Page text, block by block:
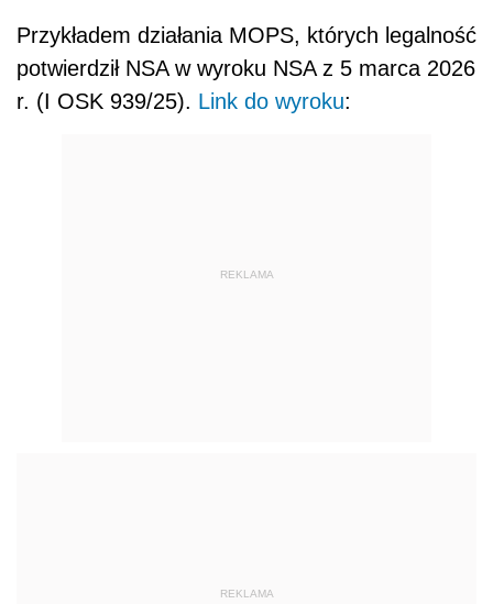
Przykładem działania MOPS, których legalność
potwierdził NSA w wyroku NSA z 5 marca 2026
r. (I OSK 939/25). Link do wyroku:
REKLAMA
REKLAMA